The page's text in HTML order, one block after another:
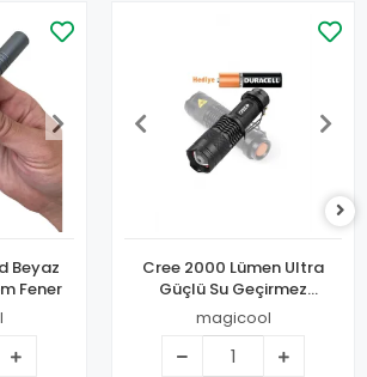
Fener
Cree 2000 Lümen Ultra
Güçlü Su Geçirmez
Alüminyum Zoom Özellikli
El Feneri
magicool